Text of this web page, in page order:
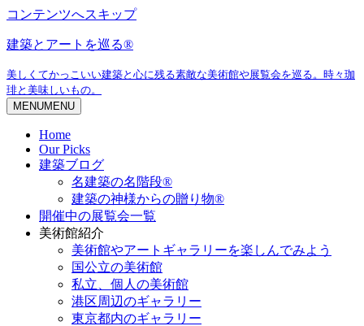
コンテンツへスキップ
建築とアートを巡る®
美しくてかっこいい建築と心に残る素敵な美術館や展覧会を巡る。時々珈
琲と美味しいもの。
MENUMENU
Home
Our Picks
建築ブログ
名建築の名階段®
建築の神様からの贈り物®
開催中の展覧会一覧
美術館紹介
美術館やアートギャラリーを楽しんでみよう
国公立の美術館
私立、個人の美術館
港区周辺のギャラリー
東京都内のギャラリー